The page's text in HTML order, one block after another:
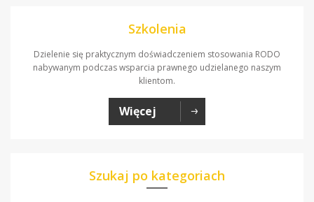
Szkolenia
Dzielenie się praktycznym doświadczeniem stosowania RODO
nabywanym podczas wsparcia prawnego udzielanego naszym
klientom.
Więcej
Szukaj po kategoriach